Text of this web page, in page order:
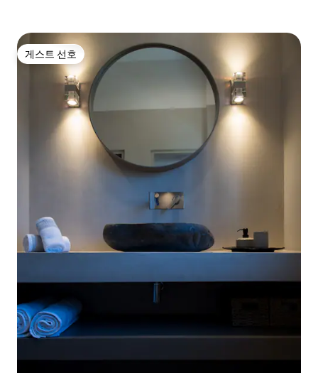
게스트 선호
게스트 선호